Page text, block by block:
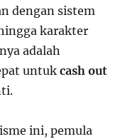
dengan sistem
karakter
adalah
untukcash out
ini, pemula